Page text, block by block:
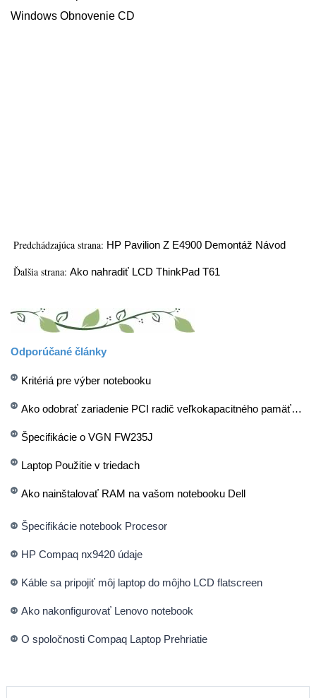
Windows Obnovenie CD
Predchádzajúca strana: HP Pavilion Z E4900 Demontáž Návod
Ďalšia strana: Ako nahradiť LCD ThinkPad T61
Odporúčané články
Kritériá pre výber notebooku
Ako odobrať zariadenie PCI radič veľkokapacitného pamäťového zariadenia Z môjho notebooku
Špecifikácie o VGN FW235J
Laptop Použitie v triedach
Ako nainštalovať RAM na vašom notebooku Dell
Špecifikácie notebook Procesor
HP Compaq nx9420 údaje
Káble sa pripojiť môj laptop do môjho LCD flatscreen
Ako nakonfigurovať Lenovo notebook
O spoločnosti Compaq Laptop Prehriatie